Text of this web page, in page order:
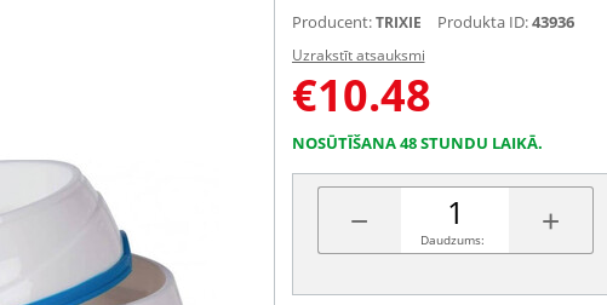
Producent: TRIXIE Produkta ID:43936
Uzrakstīt atsauksmi
€10.48
NOSŪTĪŠANA 48 STUNDU LAIKĀ.
− +
Daudzums: